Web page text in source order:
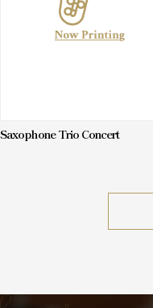
Saxophone Trio Concert